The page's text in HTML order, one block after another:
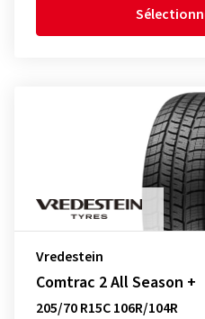
Vredestein
Comtrac 2 All Season +
205/70 R15C 106R/104R